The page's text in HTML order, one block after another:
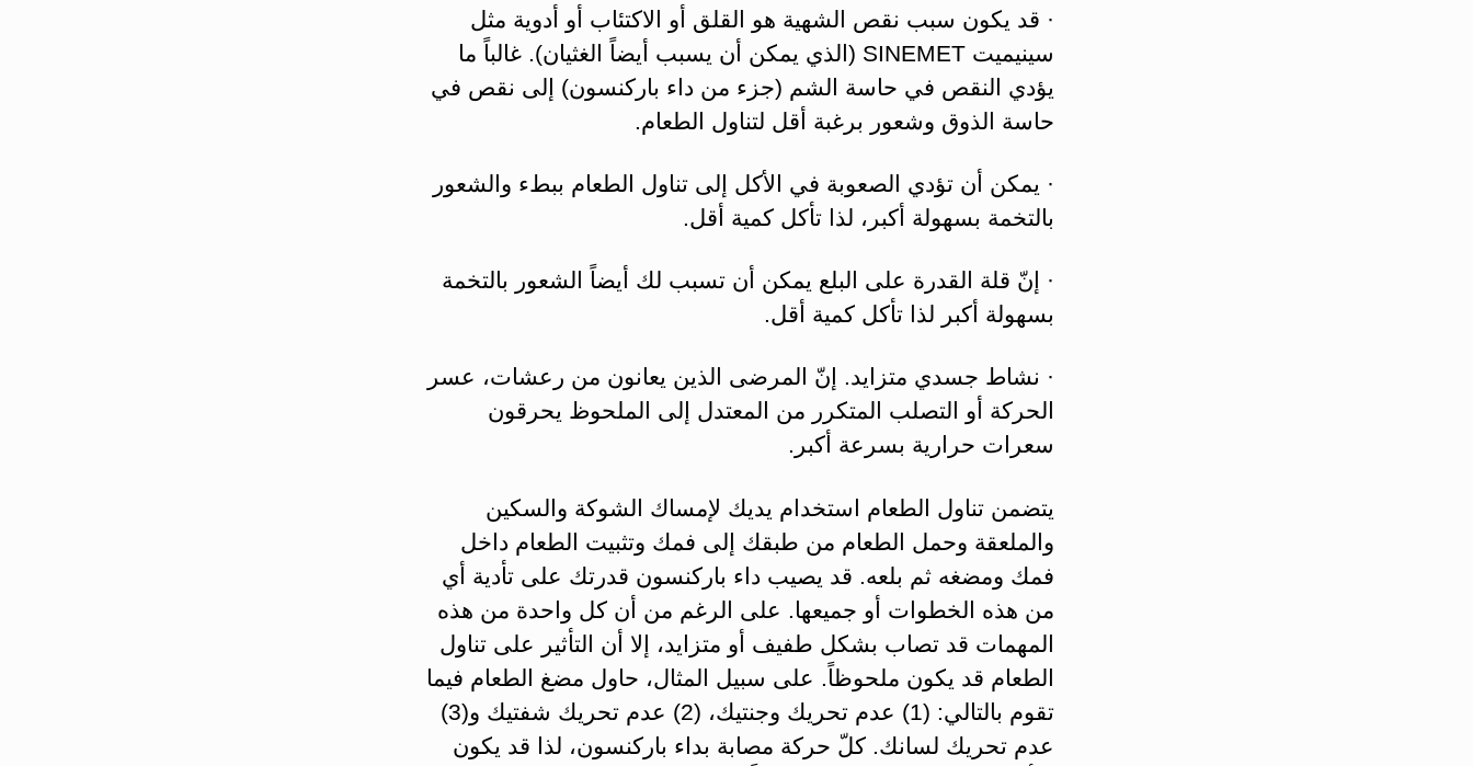
· قد يكون سبب نقص الشهية هو القلق أو الاكتئاب أو أدوية مثل
سينيميت SINEMET (الذي يمكن أن يسبب أيضاً الغثيان). غالباً ما
يؤدي النقص في حاسة الشم (جزء من داء باركنسون) إلى نقص في
حاسة الذوق وشعور برغبة أقل لتناول الطعام.
· يمكن أن تؤدي الصعوبة في الأكل إلى تناول الطعام ببطء والشعور
بالتخمة بسهولة أكبر، لذا تأكل كمية أقل.
· إنّ قلة القدرة على البلع يمكن أن تسبب لك أيضاً الشعور بالتخمة
بسهولة أكبر لذا تأكل كمية أقل.
· نشاط جسدي متزايد. إنّ المرضى الذين يعانون من رعشات، عسر
الحركة أو التصلب المتكرر من المعتدل إلى الملحوظ يحرقون
سعرات حرارية بسرعة أكبر.
يتضمن تناول الطعام استخدام يديك لإمساك الشوكة والسكين
والملعقة وحمل الطعام من طبقك إلى فمك وتثبيت الطعام داخل
فمك ومضغه ثم بلعه. قد يصيب داء باركنسون قدرتك على تأدية أي
من هذه الخطوات أو جميعها. على الرغم من أن كل واحدة من هذه
المهمات قد تصاب بشكل طفيف أو متزايد، إلا أن التأثير على تناول
الطعام قد يكون ملحوظاً. على سبيل المثال، حاول مضغ الطعام فيما
تقوم بالتالي: (1) عدم تحريك وجنتيك، (2) عدم تحريك شفتيك و(3)
عدم تحريك لسانك. كلّ حركة مصابة بداء باركنسون، لذا قد يكون